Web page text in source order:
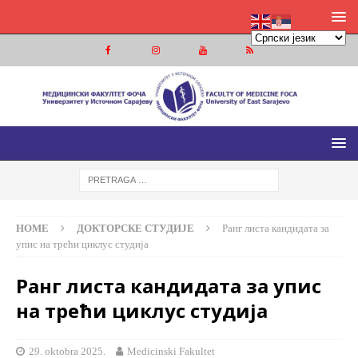
МЕДИЦИНСКИ ФАКУЛТЕТ ФОЧА
МЕДИЦИНСКИ ФАКУЛТЕТ УНИВЕРЗИТЕТА У ИСТОЧНОМ
HOME ДОКТОРСКЕ СТУДИЈЕ
Ранг листа кандидата за
упис на трећи циклус студија
Ранг листа кандидата за упис
на трећи циклус студија
29. oktobra 2025. Medicinski Fakultet